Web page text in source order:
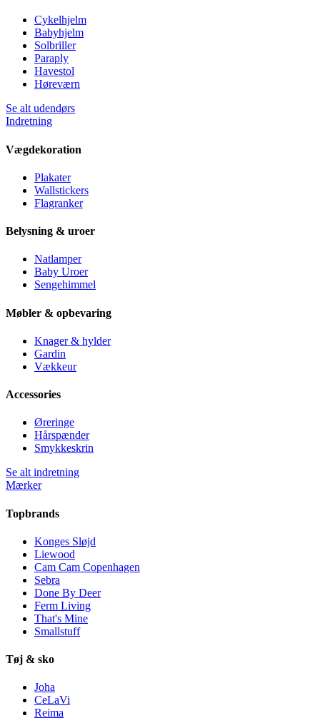
Cykelhjelm
Babyhjelm
Solbriller
Paraply
Havestol
Høreværn
Se alt udendørs
Indretning
Vægdekoration
Plakater
Wallstickers
Flagranker
Belysning & uroer
Natlamper
Baby Uroer
Sengehimmel
Møbler & opbevaring
Knager & hylder
Gardin
Vækkeur
Accessories
Øreringe
Hårspænder
Smykkeskrin
Se alt indretning
Mærker
Topbrands
Konges Sløjd
Liewood
Cam Cam Copenhagen
Sebra
Done By Deer
Ferm Living
That's Mine
Smallstuff
Tøj & sko
Joha
CeLaVi
Reima